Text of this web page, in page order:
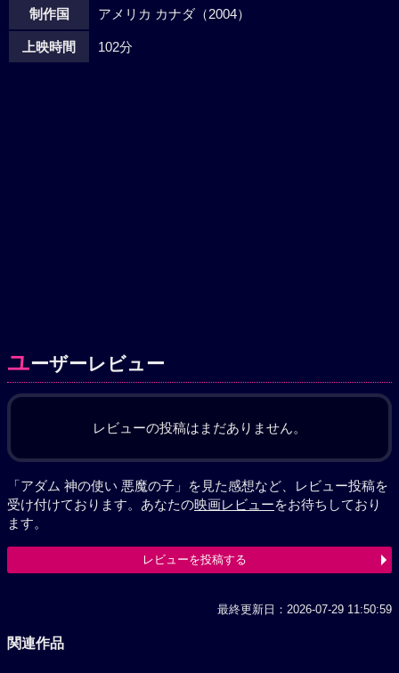
制作国 アメリカ カナダ（2004）
上映時間 102分
ユーザーレビュー
レビューの投稿はまだありません。
「アダム 神の使い 悪魔の子」を見た感想など、レビュー投稿を
受け付けております。あなたの映画レビューをお待ちしており
ます。
レビューを投稿する
最終更新日：2026-07-29 11:50:59
関連作品